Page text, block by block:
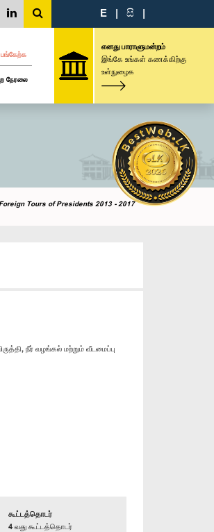
E | සි |
பங்கேற்க
நேரலை
எனது பாராளுமன்றம்
இங்கே உங்கள் கணக்கிற்கு
உள்நுழைக
Tours of Presidents 2013 - 2017
நீர் வழங்கல் மற்றும் வீடமைப்பு
கூட்டத்தொடர்
4 வது கூட்டத்தொடர்